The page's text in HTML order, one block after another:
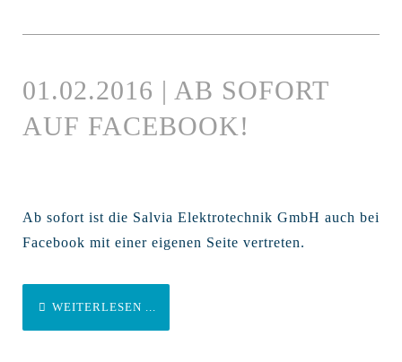
01.02.2016 | AB SOFORT
AUF FACEBOOK!
Ab sofort ist die Salvia Elektrotechnik GmbH auch bei
Facebook mit einer eigenen Seite vertreten.
WEITERLESEN ...